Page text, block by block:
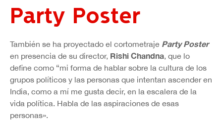
Party Poster
También se ha proyectado el cortometraje Party Poster
en presencia de su director, Rishi Chandna, que lo
define como “mi forma de hablar sobre la cultura de los
grupos políticos y las personas que intentan ascender en
India, como a mí me gusta decir, en la escalera de la
vida política. Habla de las aspiraciones de esas
personas».